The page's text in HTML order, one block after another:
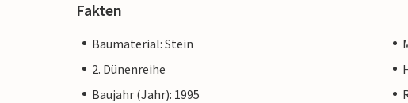
Fakten
Baumaterial: Stein
2. Dünenreihe
Baujahr (Jahr): 1995